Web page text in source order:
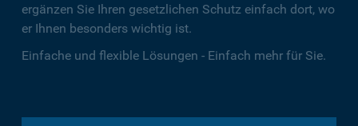
ergänzen Sie Ihren gesetzlichen Schutz einfach dort, wo
er Ihnen besonders wichtig ist.
Einfache und flexible Lösungen - Einfach mehr für Sie.